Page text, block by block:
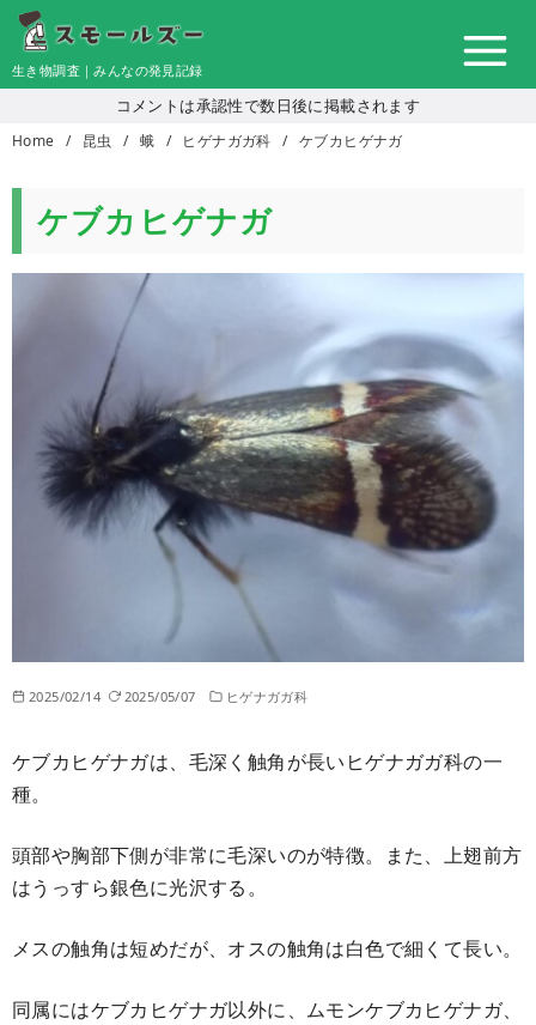
コ
テ
ツ
生き物調査｜みんなの発見記録
コメントは承認性で数日後に掲載されます
Home 昆虫 蛾 ヒゲナガガ科 ケブカヒゲナガ
ケブカヒゲナガ
2025/02/14 2025/05/07 ヒゲナガガ科
ケブカヒゲナガは、毛深く触角が長いヒゲナガガ科の一
種。
頭部や胸部下側が非常に毛深いのが特徴。また、上翅前方
はうっすら銀色に光沢する。
メスの触角は短めだが、オスの触角は白色で細くて長い。
同属にはケブカヒゲナガ以外に、ムモンケブカヒゲナガ、